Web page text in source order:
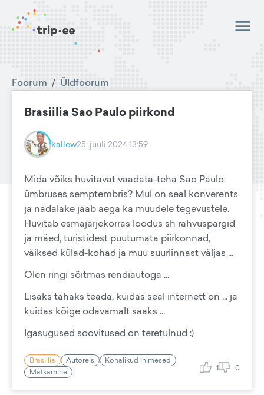
Foorum / Üldfoorum
Brasiilia Sao Paulo piirkond
kallew25. juuli 2024 13:59
Mida võiks huvitavat vaadata-teha Sao Paulo
ümbruses semptembris? Mul on seal konverents
ja nädalake jääb aega ka muudele tegevustele.
Huvitab esmajärjekorras loodus sh rahvuspargid
ja mäed, turistidest puutumata piirkonnad,
väiksed külad-kohad ja muu suurlinnast väljas ...
Olen ringi sõitmas rendiautoga ...
Lisaks tahaks teada, kuidas seal internett on ... ja
kuidas kõige odavamalt saaks ...
Igasugused soovitused on teretulnud :)
Brasiilia Autoreis
Kohalikud inimesed
Matkamine
1 0